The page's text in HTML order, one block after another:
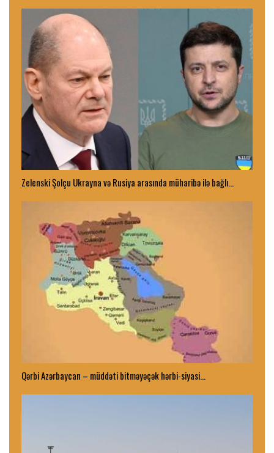
Zelenski Şolçu Ukrayna və Rusiya arasında müharibə ilə bağlı…
Qərbi Azərbaycan – müddəti bitməyəçək hərbi-siyasi…